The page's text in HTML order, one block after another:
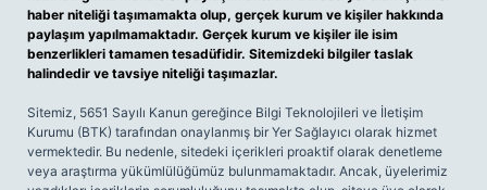
haber niteliği taşımamakta olup, gerçek kurum ve kişiler hakkında
paylaşım yapılmamaktadır. Gerçek kurum ve kişiler ile isim
benzerlikleri tamamen tesadüfidir. Sitemizdeki bilgiler taslak
halindedir ve tavsiye niteliği taşımazlar.
Sitemiz, 5651 Sayılı Kanun gereğince Bilgi Teknolojileri ve İletişim
Kurumu (BTK) tarafından onaylanmış bir Yer Sağlayıcı olarak hizmet
vermektedir. Bu nedenle, sitedeki içerikleri proaktif olarak denetleme
veya araştırma yükümlülüğümüz bulunmamaktadır. Ancak, üyelerimiz